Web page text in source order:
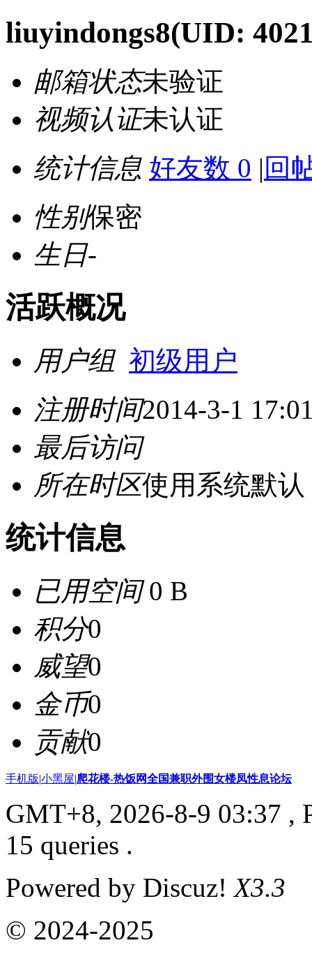
liuyindongs8(UID:
邮箱状态未验证
视频认证未认证
统计信息 好友数 0 | 回
性别保密
生日-
活跃概况
用户组 初级用户
注册时间2014-3-1
最后访问
所在时区使用系统默认
统计信息
已用空间0 B
积分0
威望0
金币0
贡献0
手机版|小黑屋|爬花楼-热饭网全国兼职外围女楼凤性息论坛
GMT+8, 2026-8-9 03:37 ,
15 queries .
Powered by Discuz!X3.3
© 2024-2025